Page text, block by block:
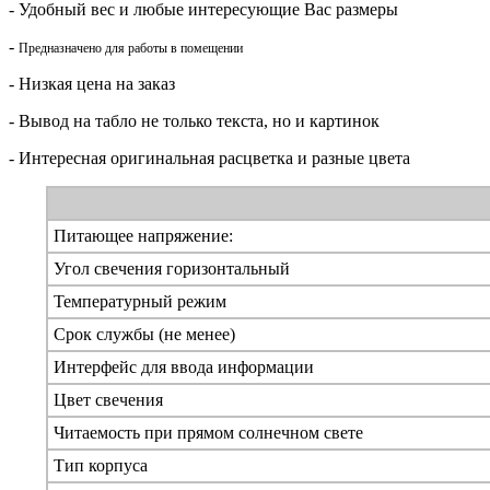
- Удобный вес и любые интересующие Вас размеры
- Предназначено для работы в помещении
- Низкая цена на заказ
- Вывод на табло не только текста, но и картинок
- Интересная оригинальная расцветка и разные цвета
Питающее напряжение:
Угол свечения горизонтальный
Температурный режим
Срок службы (не менее)
Интерфейс для ввода информации
Цвет свечения
Читаемость при прямом солнечном свете
Тип корпуса